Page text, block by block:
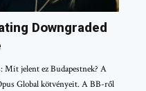
Downgraded
jelent ez Budapestnek? A
Global kötvényeit. A BB-ről